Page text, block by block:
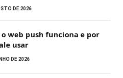
DE 2026
o web push funciona e por
usar
DE 2026